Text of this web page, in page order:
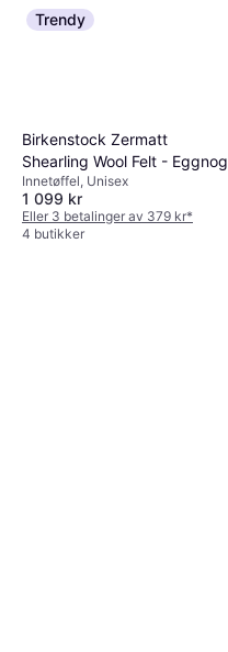
Trendy
Birkenstock Zermatt
Shearling Wool Felt - Eggnog
Innetøffel, Unisex
1 099 kr
Eller 3 betalinger av 379 kr*
4 butikker